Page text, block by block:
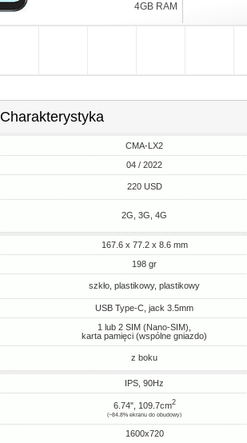
4GB RAM
Charakterystyka
CMA-LX2
04 / 2022
220 USD
2G, 3G, 4G
167.6 x 77.2 x 8.6 mm
198 gr
szkło, plastikowy, plastikowy
USB Type-C, jack 3.5mm
1 lub 2 SIM (Nano-SIM),
karta pamięci (wspólne gniazdo)
z boku
IPS, 90Hz
6.74", 109.7cm2
(~84.8% ekranu do obudowy)
1600x720